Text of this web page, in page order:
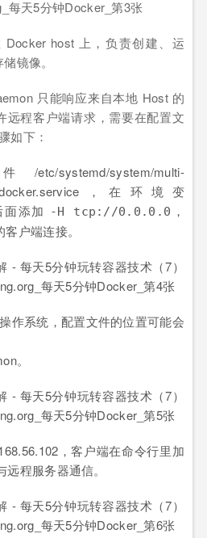
Docker host 上，负责创建、运
镜像。
只能响应来自本地 Host 的
远程客户端请求，需要在配置文
如下：
systemd/system/multi-
docker.service，在环境变
面添加 -H tcp://0.0.0.0 ，
户端连接。
作系统，配置文件的位置可能会
。
，客户端在命令行里加
远程服务器通信。